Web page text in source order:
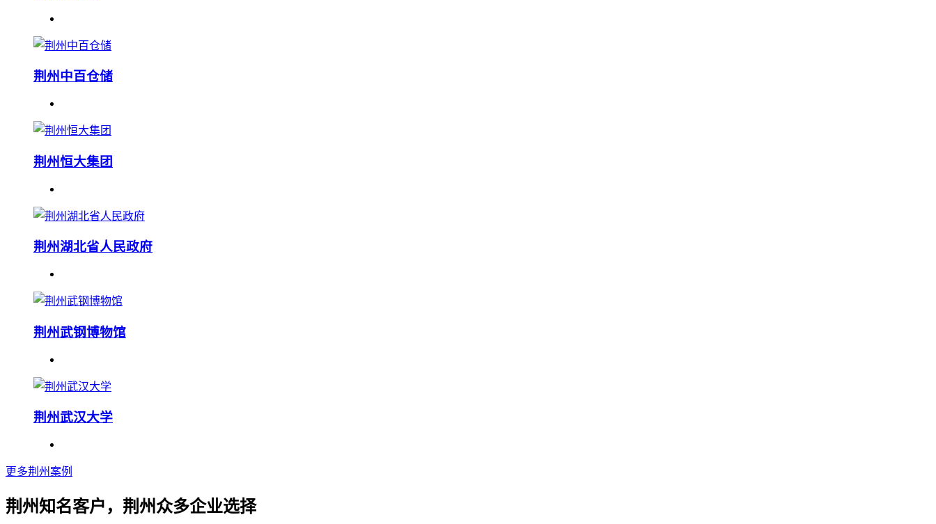
荆州中百仓储
荆州恒大集团
荆州湖北省人民政府
荆州武钢博物馆
荆州武汉大学
更多荆州案例
荆州知名客户，荆州众多企业选择